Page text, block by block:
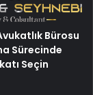
Bürosu
Sürecinde
Seçin